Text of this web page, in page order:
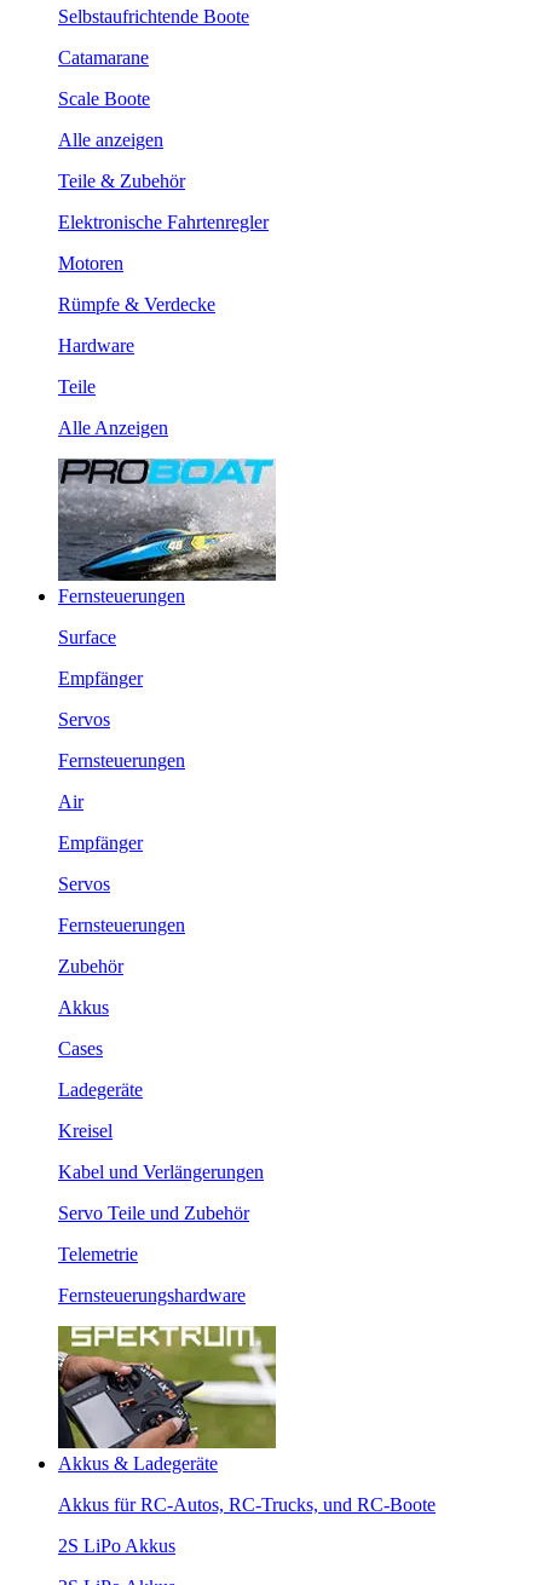
Selbstaufrichtende Boote
Catamarane
Scale Boote
Alle anzeigen
Teile & Zubehör
Elektronische Fahrtenregler
Motoren
Rümpfe & Verdecke
Hardware
Teile
Alle Anzeigen
Fernsteuerungen
Surface
Empfänger
Servos
Fernsteuerungen
Air
Empfänger
Servos
Fernsteuerungen
Zubehör
Akkus
Cases
Ladegeräte
Kreisel
Kabel und Verlängerungen
Servo Teile und Zubehör
Telemetrie
Fernsteuerungshardware
Akkus & Ladegeräte
Akkus für RC-Autos, RC-Trucks, und RC-Boote
2S LiPo Akkus